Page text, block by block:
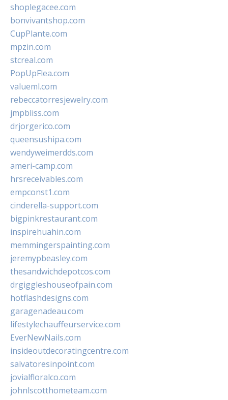
shoplegacee.com
bonvivantshop.com
CupPlante.com
mpzin.com
stcreal.com
PopUpFlea.com
valueml.com
rebeccatorresjewelry.com
jmpbliss.com
drjorgerico.com
queensushipa.com
wendyweimerdds.com
ameri-camp.com
hrsreceivables.com
empconst1.com
cinderella-support.com
bigpinkrestaurant.com
inspirehuahin.com
memmingerspainting.com
jeremypbeasley.com
thesandwichdepotcos.com
drgiggleshouseofpain.com
hotflashdesigns.com
garagenadeau.com
lifestylechauffeurservice.com
EverNewNails.com
insideoutdecoratingcentre.com
salvatoresinpoint.com
jovialfloralco.com
johnlscotthometeam.com